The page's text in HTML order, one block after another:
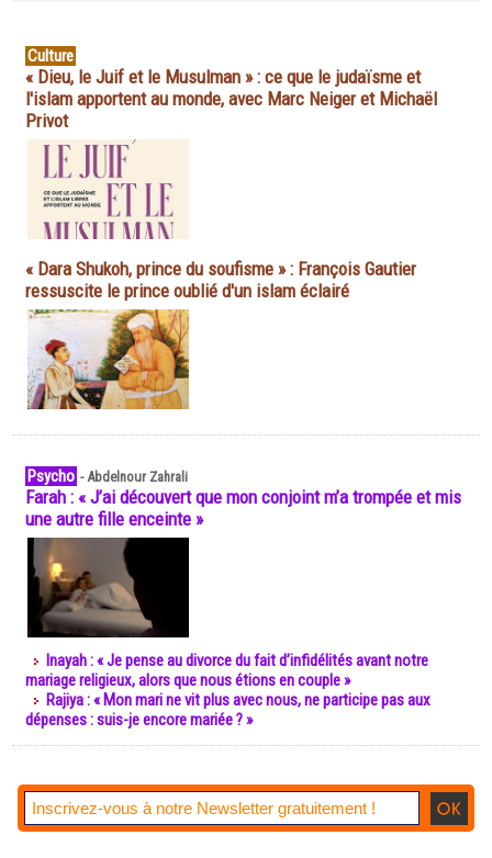
Culture
« Dieu, le Juif et le Musulman » : ce que le judaïsme et
l'islam apportent au monde, avec Marc Neiger et Michaël
Privot
« Dara Shukoh, prince du soufisme » : François Gautier
ressuscite le prince oublié d'un islam éclairé
Psycho -Abdelnour Zahrali
Farah : « J’ai découvert que mon conjoint m’a trompée et mis
une autre fille enceinte »
Inayah : « Je pense au divorce du fait d’infidélités avant notre
mariage religieux, alors que nous étions en couple »
Rajiya : « Mon mari ne vit plus avec nous, ne participe pas aux
dépenses : suis-je encore mariée ? »